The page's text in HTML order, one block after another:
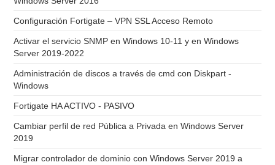
Configuración Fortigate – VPN SSL Acceso Remoto
Activar el servicio SNMP en Windows 10-11 y en Windows
Server 2019-2022
Administración de discos a través de cmd con Diskpart -
Windows
Fortigate HA ACTIVO - PASIVO
Cambiar perfil de red Pública a Privada en Windows Server
2019
Migrar controlador de dominio con Windows Server 2019 a